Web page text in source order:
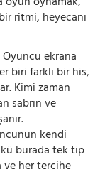
ritmi, heyecanı
ekrana
biri farklı bir his,
Kimi zaman
sabrın ve
kendi
burada tek tip
her tercihe